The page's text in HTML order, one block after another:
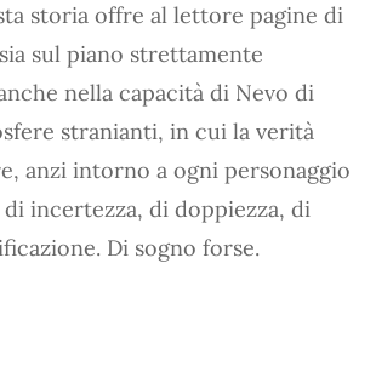
storia offre al lettore pagine di
sul piano strettamente
nella capacità di Nevo di
stranianti, in cui la verità
anzi intorno a ogni personaggio
incertezza, di doppiezza, di
Di sogno forse.